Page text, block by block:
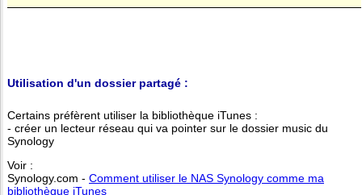
Utilisation d'un dossier partagé :
Certains préfèrent utiliser la bibliothèque iTunes :
- créer un lecteur réseau qui va pointer sur le dossier music du
Synology
Voir :
Synology.com - Comment utiliser le NAS Synology comme ma
bibliothèque iTunes